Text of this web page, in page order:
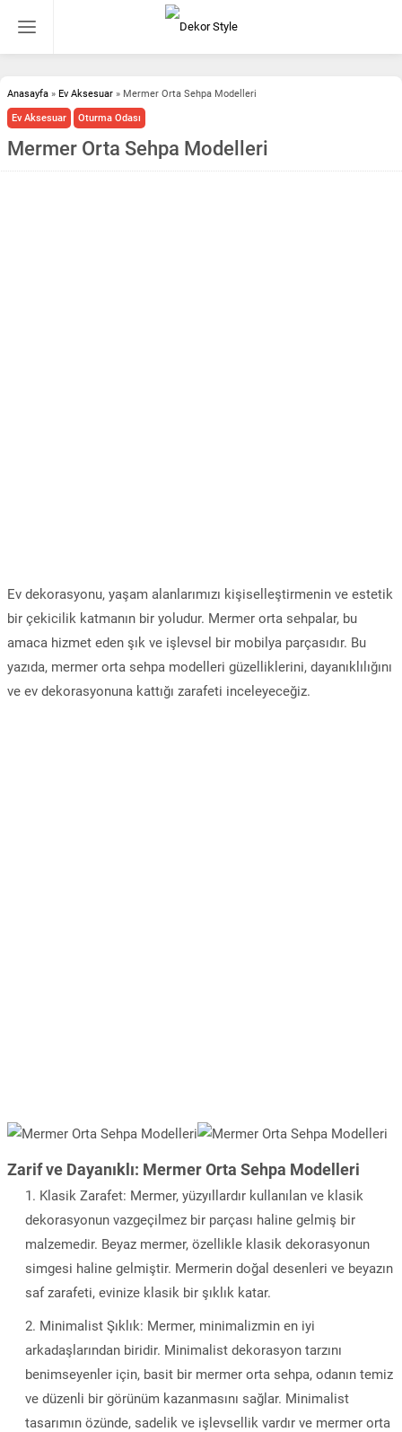
Anasayfa » Ev Aksesuar » Mermer Orta Sehpa Modelleri
Ev Aksesuar Oturma Odası
Mermer Orta Sehpa Modelleri
Ev dekorasyonu, yaşam alanlarımızı kişiselleştirmenin ve estetik
bir çekicilik katmanın bir yoludur. Mermer orta sehpalar, bu
amaca hizmet eden şık ve işlevsel bir mobilya parçasıdır. Bu
yazıda, mermer orta sehpa modelleri güzelliklerini, dayanıklılığını
ve ev dekorasyonuna kattığı zarafeti inceleyeceğiz.
Zarif ve Dayanıklı: Mermer Orta Sehpa Modelleri
Klasik Zarafet: Mermer, yüzyıllardır kullanılan ve klasik
dekorasyonun vazgeçilmez bir parçası haline gelmiş bir
malzemedir. Beyaz mermer, özellikle klasik dekorasyonun
simgesi haline gelmiştir. Mermerin doğal desenleri ve beyazın
saf zarafeti, evinize klasik bir şıklık katar.
Minimalist Şıklık: Mermer, minimalizmin en iyi
arkadaşlarından biridir. Minimalist dekorasyon tarzını
benimseyenler için, basit bir mermer orta sehpa, odanın temiz
ve düzenli bir görünüm kazanmasını sağlar. Minimalist
tasarımın özünde, sadelik ve işlevsellik vardır ve mermer orta